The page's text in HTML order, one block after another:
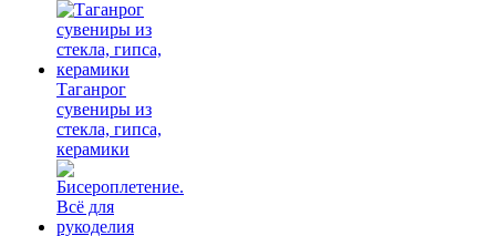
Таганрог
сувениры из
стекла, гипса,
керамики